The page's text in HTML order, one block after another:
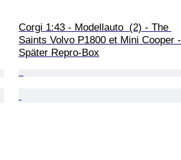
Corgi 1:43 - Modellauto  (2) - The
Saints Volvo P1800 et Mini Cooper -
Später Repro-Box